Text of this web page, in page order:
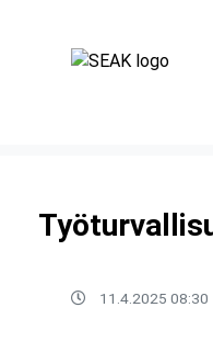
11.4.2025 08:30